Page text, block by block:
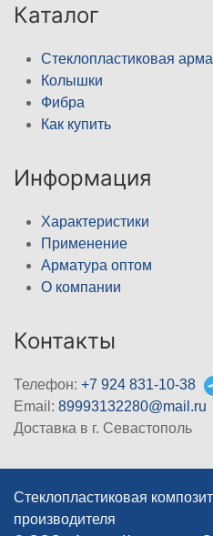
Каталог
Стеклопластиковая
Колышки
Фибра
Как купить
Информация
Характеристики
Применение
Арматура оптом
О компании
Контакты
Телефон: +7 924 831-10-38
Email: 89993132280@mail.ru
Доставка в г. Севастополь
Стеклопластиковая
производителя